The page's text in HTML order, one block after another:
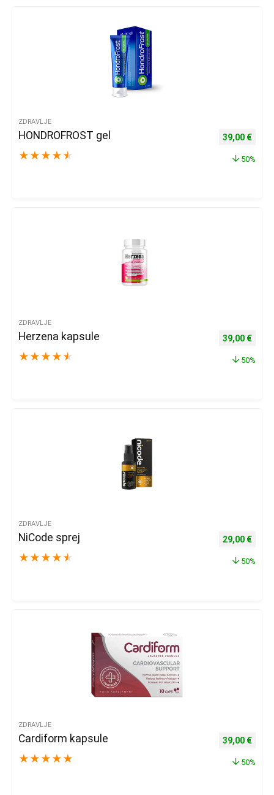
ZDRAVLJE
HONDROFROST gel
★ ★ ★ ★ ★
Izvorna
39,00 €
50%
ZDRAVLJE
Herzena kapsule
★ ★ ★ ★ ★
Izvorna
39,00 €
50%
ZDRAVLJE
NiCode sprej
★ ★ ★ ★ ★
Izvorna
29,00 €
50%
ZDRAVLJE
Cardiform kapsule
★ ★ ★ ★ ★
Izvorna
39,00 €
50%